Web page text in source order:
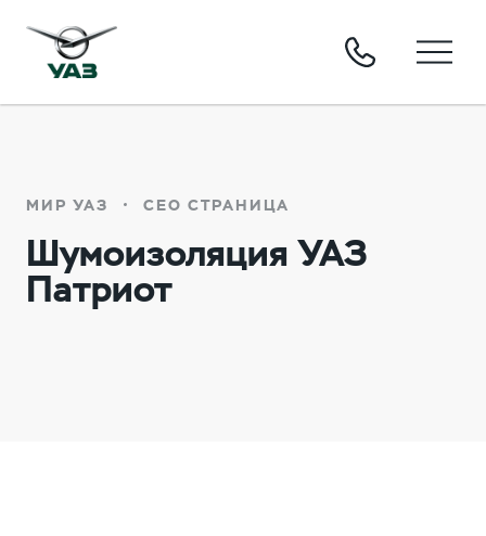
МИР УАЗ СЕО СТРАНИЦА
Шумоизоляция УАЗ
Патриот